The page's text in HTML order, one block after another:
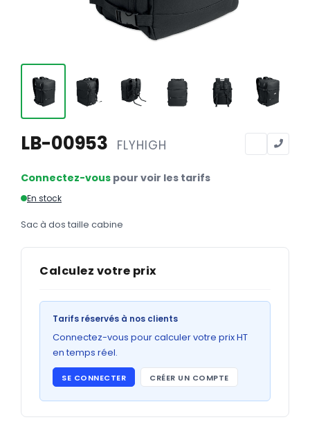
Calendriers
Calendriers bancaires
Tête de lettre
Enveloppes
Sous-mains
Chemises
GRAND FORMAT
Abribus
LB-00953 FLYHIGH
Connectez-vous pour voir les tarifs
En stock
Sac à dos taille cabine
Calculez votre prix
Tarifs réservés à nos clients
Connectez-vous pour calculer votre prix HT
en temps réel.
SE CONNECTER CRÉER UN COMPTE